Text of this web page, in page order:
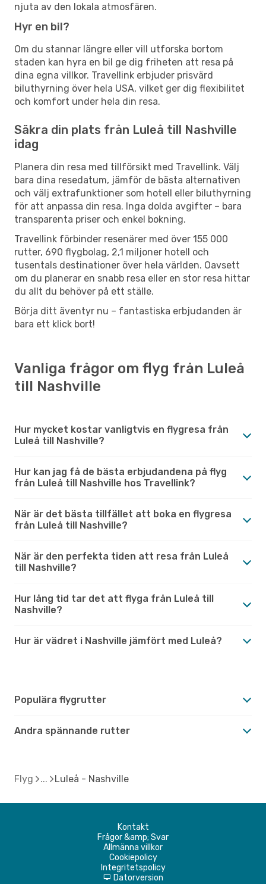
njuta av den lokala atmosfären.
Hyr en bil?
Om du stannar längre eller vill utforska bortom
staden kan hyra en bil ge dig friheten att resa på
dina egna villkor. Travellink erbjuder prisvärd
biluthyrning över hela USA, vilket ger dig flexibilitet
och komfort under hela din resa.
Säkra din plats från Luleå till Nashville
idag
Planera din resa med tillförsikt med Travellink. Välj
bara dina resedatum, jämför de bästa alternativen
och välj extrafunktioner som hotell eller biluthyrning
för att anpassa din resa. Inga dolda avgifter – bara
transparenta priser och enkel bokning.
Travellink förbinder resenärer med över 155 000
rutter, 690 flygbolag, 2,1 miljoner hotell och
tusentals destinationer över hela världen. Oavsett
om du planerar en snabb resa eller en stor resa hittar
du allt du behöver på ett ställe.
Börja ditt äventyr nu – fantastiska erbjudanden är
bara ett klick bort!
Vanliga frågor om flyg från Luleå
till Nashville
Hur mycket kostar vanligtvis en flygresa från
Luleå till Nashville?
Hur kan jag få de bästa erbjudandena på flyg
från Luleå till Nashville hos Travellink?
När är det bästa tillfället att boka en flygresa
från Luleå till Nashville?
När är den perfekta tiden att resa från Luleå
till Nashville?
Hur lång tid tar det att flyga från Luleå till
Nashville?
Hur är vädret i Nashville jämfört med Luleå?
Populära flygrutter
Andra spännande rutter
Flyg Luleå - Nashville
Kontakt
Frågor &amp; Svar
Allmänna villkor
Cookiepolicy
Integritetspolicy
d Datorversion